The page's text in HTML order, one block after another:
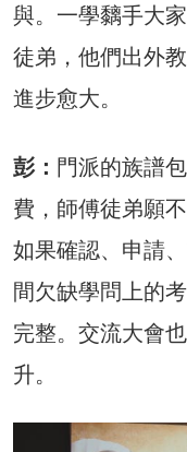
與。一學黐手大
徒弟，他們出外
進步愈大。
彭： 門派的族譜
費，師傅徒弟願
如果確認、申請
間欠缺學問上的
完整。交流大會
升。